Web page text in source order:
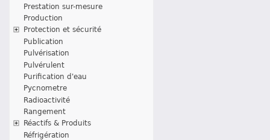
Prestation sur-mesure
Production
Protection et sécurité
Publication
Pulvérisation
Pulvérulent
Purification d'eau
Pycnometre
Radioactivité
Rangement
Réactifs & Produits
Réfrigération